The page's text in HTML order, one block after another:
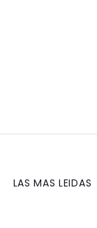
LAS MAS LEIDAS